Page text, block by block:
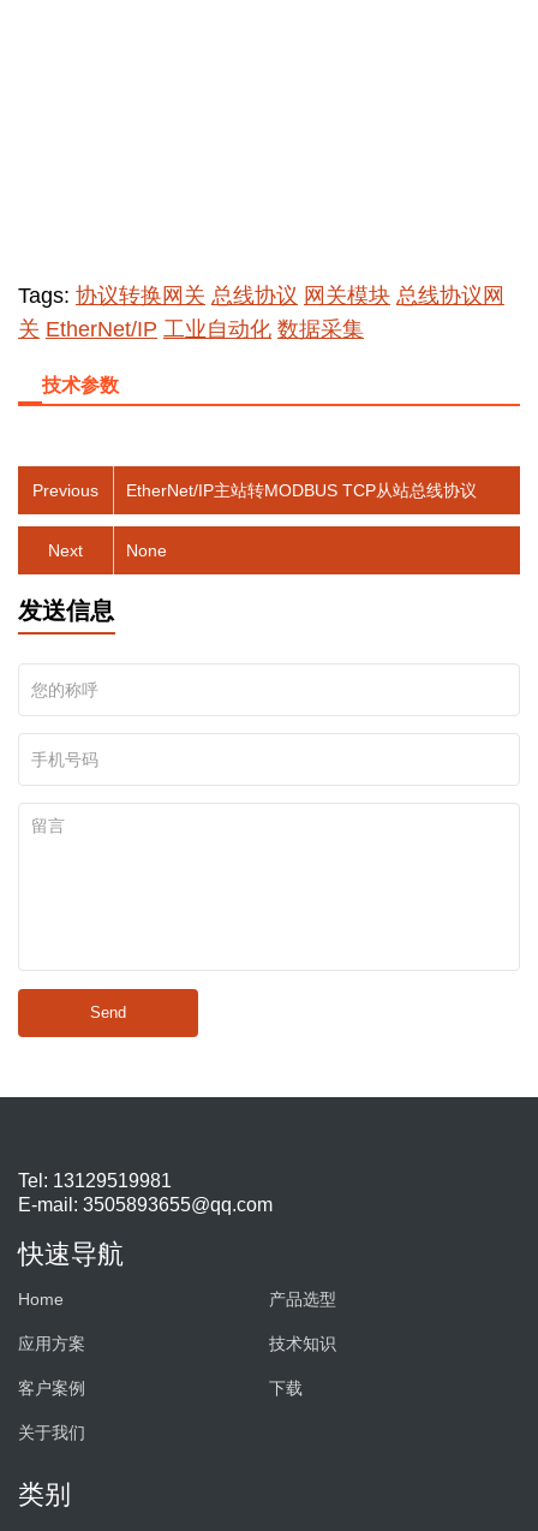
Tags: 协议转换网关 总线协议 网关模块 总线协议网
关 EtherNet/IP 工业自动化 数据采集
技术参数
Previous EtherNet/IP主站转MODBUS TCP从站总线协议
None
Next
发送信息
Send
Tel: 13129519981
E-mail: 3505893655@qq.com
快速导航
Home 产品选型
应用方案 技术知识
客户案例 下载
关于我们
类别